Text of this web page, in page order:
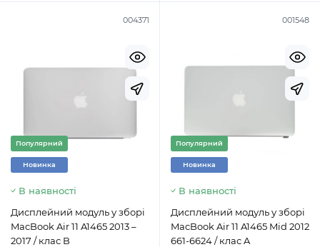
004371
Популярний
Новинка
В наявності
Дисплейний модуль у зборі
MacBook Air 11 A1465 2013 –
2017 / клас B
001548
Популярний
Новинка
В наявності
Дисплейний модуль у зборі
MacBook Air 11 A1465 Mid 2012
661-6624 / клас A